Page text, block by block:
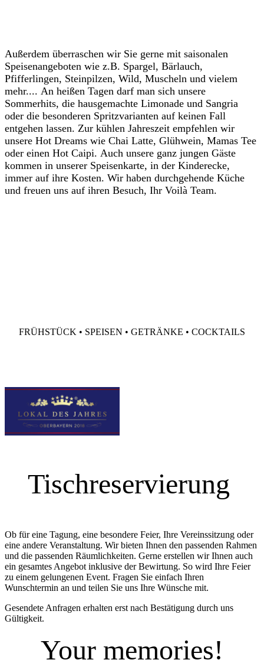
Außerdem überraschen wir Sie gerne mit saisonalen
Speisenangeboten wie z.B. Spargel, Bärlauch,
Pfifferlingen, Steinpilzen, Wild, Muscheln und vielem
mehr.... An heißen Tagen darf man sich unsere
Sommerhits, die hausgemachte Limonade und Sangria
oder die besonderen Spritzvarianten auf keinen Fall
entgehen lassen. Zur kühlen Jahreszeit empfehlen wir
unsere Hot Dreams wie Chai Latte, Glühwein, Mamas Tee
oder einen Hot Caipi. Auch unsere ganz jungen Gäste
kommen in unserer Speisenkarte, in der Kinderecke,
immer auf ihre Kosten. Wir haben durchgehende Küche
und freuen uns auf ihren Besuch, Ihr Voilà Team.
FRÜHSTÜCK • SPEISEN • GETRÄNKE • COCKTAILS
Tischreservierung
Ob für eine Tagung, eine besondere Feier, Ihre Vereinssitzung oder
eine andere Veranstaltung. Wir bieten Ihnen den passenden Rahmen
und die passenden Räumlichkeiten. Gerne erstellen wir Ihnen auch
ein gesamtes Angebot inklusive der Bewirtung. So wird Ihre Feier
zu einem gelungenen Event. Fragen Sie einfach Ihren
Wunschtermin an und teilen Sie uns Ihre Wünsche mit.
Gesendete Anfragen erhalten erst nach Bestätigung durch uns
Gültigkeit.
Your memories!